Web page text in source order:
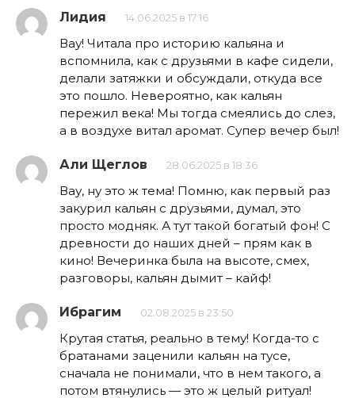
Лидия 14.06.2025 в 17:16
Вау! Читала про историю кальяна и
вспомнила, как с друзьями в кафе сидели,
делали затяжки и обсуждали, откуда все
это пошло. Невероятно, как кальян
пережил века! Мы тогда смеялись до слез,
а в воздухе витал аромат. Супер вечер был!
Али Щеглов 28.06.2025 в 18:36
Вау, ну это ж тема! Помню, как первый раз
закурил кальян с друзьями, думал, это
просто модняк. А тут такой богатый фон! С
древности до наших дней – прям как в
кино! Вечеринка была на высоте, смех,
разговоры, кальян дымит – кайф!
Ибрагим 02.08.2025 в 23:50
Крутая статья, реально в тему! Когда-то с
братанами заценили кальян на тусе,
сначала не понимали, что в нем такого, а
потом втянулись — это ж целый ритуал!